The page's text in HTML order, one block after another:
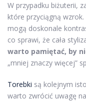
W przypadku biżuterii,
które przyciągną
mogą doskonale
co sprawi, że cała
warto pamiętać, by
„mniej znaczy więcej”
Torebki są kolejnym
warto zwrócić uwagę